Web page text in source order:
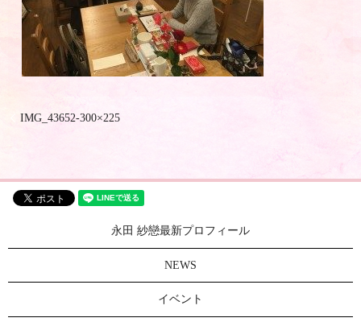
IMG_43652-300×225
永田 紗戀最新プロフィール
NEWS
イベント